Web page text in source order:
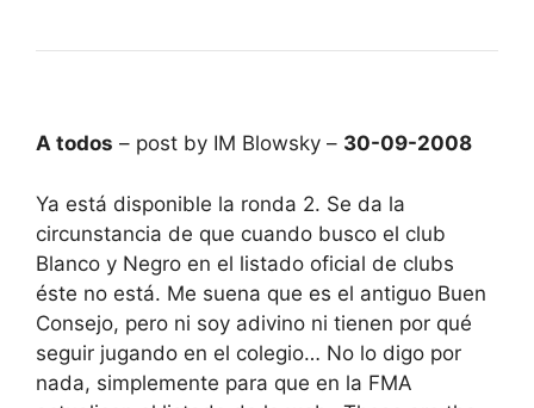
A todos – post by IM Blowsky – 30-09-2008
Ya está disponible la ronda 2. Se da la
circunstancia de que cuando busco el club
Blanco y Negro en el listado oficial de clubs
éste no está. Me suena que es el antiguo Buen
Consejo, pero ni soy adivino ni tienen por qué
seguir jugando en el colegio… No lo digo por
nada, simplemente para que en la FMA